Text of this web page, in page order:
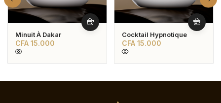
Minuit À Dakar
CFA 15.000
Cocktail Hypnotique
CFA 15.000